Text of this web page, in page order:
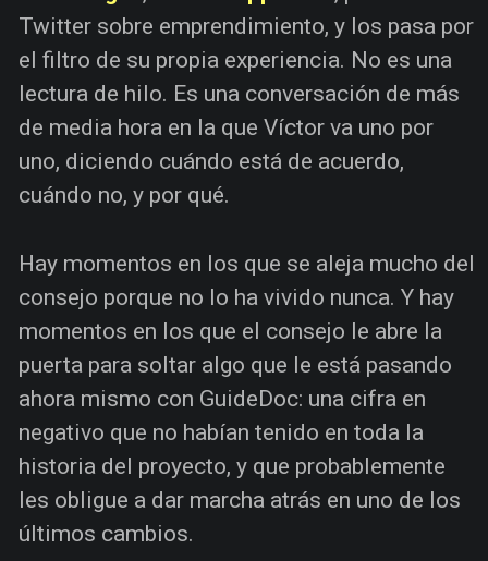
Twitter sobre emprendimiento, y los pasa por
el filtro de su propia experiencia. No es una
lectura de hilo. Es una conversación de más
de media hora en la que Víctor va uno por
uno, diciendo cuándo está de acuerdo,
cuándo no, y por qué.
Hay momentos en los que se aleja mucho del
consejo porque no lo ha vivido nunca. Y hay
momentos en los que el consejo le abre la
puerta para soltar algo que le está pasando
ahora mismo con GuideDoc: una cifra en
negativo que no habían tenido en toda la
historia del proyecto, y que probablemente
les obligue a dar marcha atrás en uno de los
últimos cambios.